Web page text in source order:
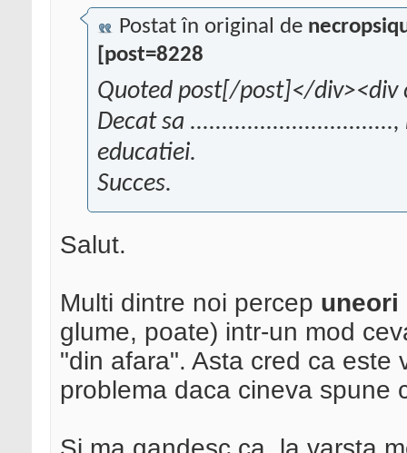
Postat în original de
[post=8228
Quoted post[/post]</div><div
Decat sa
educatiei.
Succes.
Salut.
Multi dintre noi percep uneori
glume, poate) intr-un mod
"din afara". Asta cred ca este
problema daca cineva spune